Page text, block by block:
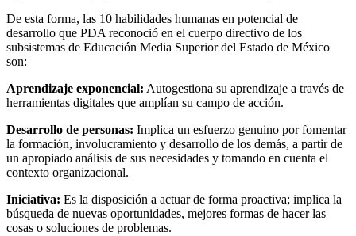
De esta forma, las 10 habilidades humanas en potencial de
desarrollo que PDA reconoció en el cuerpo directivo de los
subsistemas de Educación Media Superior del Estado de México
son:
Aprendizaje exponencial: Autogestiona su aprendizaje a través de
herramientas digitales que amplían su campo de acción.
Desarrollo de personas: Implica un esfuerzo genuino por fomentar
la formación, involucramiento y desarrollo de los demás, a partir de
un apropiado análisis de sus necesidades y tomando en cuenta el
contexto organizacional.
Iniciativa: Es la disposición a actuar de forma proactiva; implica la
búsqueda de nuevas oportunidades, mejores formas de hacer las
cosas o soluciones de problemas.